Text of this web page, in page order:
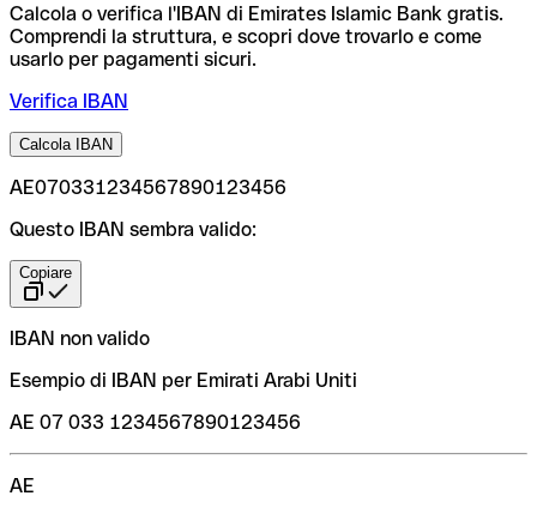
Calcola o verifica l'IBAN di Emirates Islamic Bank gratis.
Comprendi la struttura, e scopri dove trovarlo e come
usarlo per pagamenti sicuri.
Verifica IBAN
Calcola IBAN
AE070331234567890123456
Questo IBAN sembra valido:
Copiare
IBAN non valido
Esempio di IBAN per Emirati Arabi Uniti
AE 07 033 1234567890123456
AE